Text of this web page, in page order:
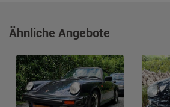
Ähnliche Angebote